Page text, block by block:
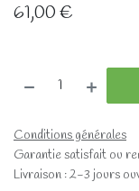
61,00€
Conditions générales
Garantie satisfait ou
Livraison : 2-3 jours